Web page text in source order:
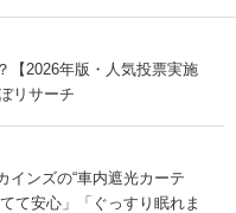
【2026年版・人気投票実施
リサーチ
インズの“車内遮光カーテ
て安心」「ぐっすり眠れま